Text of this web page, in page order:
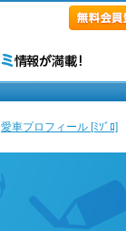
愛車プロフィール [ﾐｿﾞﾛ]